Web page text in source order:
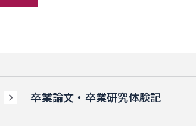
卒業論文・卒業研究体験記